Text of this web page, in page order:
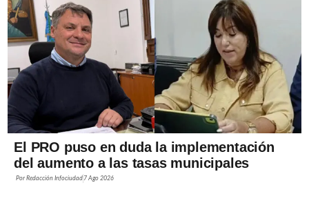
El PRO puso en duda la implementación
del aumento a las tasas municipales
PorRedacción Infociudad 7 Ago 2026